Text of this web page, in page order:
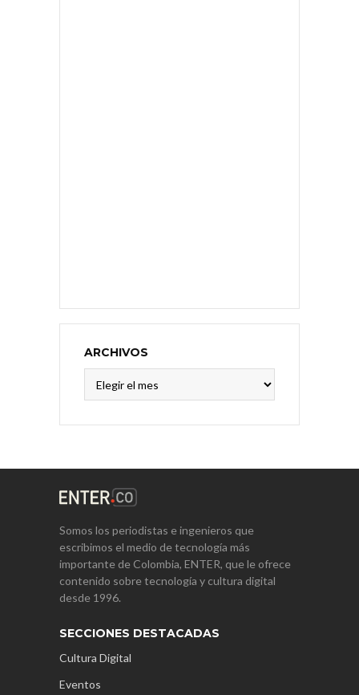
ARCHIVOS
Somos los periodistas e ingenieros que
escribimos el medio de tecnología más
importante de Colombia, ENTER, que le ofrece
contenido sobre tecnología y cultura digital
desde 1996.
SECCIONES DESTACADAS
Cultura Digital
Eventos